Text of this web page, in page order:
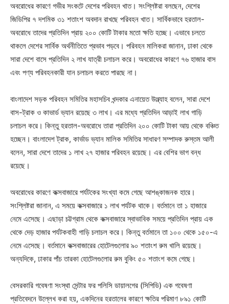
অবরোধের কারণে গভীর সংকটে দেশের পরিবহন খাত। সংশ্লিষ্টরা বলছেন, দেশের
জিডিপির ৭ দশমিক ৩১ শতাংশ অবদান রাখছে পরিবহন খাত। সার্বিকভাবে হরতাল-
অবরোধে তাদের প্রতিদিন প্রায় ২০০ কোটি টাকার মতো ক্ষতি হচ্ছে। এভাবে চলতে
থাকলে দেশের সার্বিক অর্থনীতিতে প্রভাব পড়বে। পরিবহন মালিকরা জানান, ঢাকা থেকে
সারা দেশে বাসে প্রতিদিন ২ লাখ যাত্রী চলাচল করে। অবরোধের কারণে ৭৬ হাজার বাস
এবং পণ্য পরিবহনকারী যান চলাচল করতে পারছে না।
বাংলাদেশ সড়ক পরিবহন সমিতির মহাসচিব খন্দকার এনায়েত উল্ল্যাহ বলেন, সারা দেশে
বাস-ট্রাক ও কাভার্ড ভ্যান রয়েছে ৩ লাখ। এর মধ্যে প্রতিদিন আড়াই লাখ গাড়ি
চলাচল করে। কিন্তু হরতাল-অবরোধে তারা প্রতিদিন ২০০ কোটি টাকা আয় থেকে বঞ্চিত
হচ্ছেন। বাংলাদেশ ট্রাক, কার্ভাড ভ্যান মালিক সমিতির সাধারণ সম্পাদক রুস্তম আলী
বলেন, সারা দেশে তাদের ১ লাখ ২৭ হাজার পরিবহন রয়েছে। এর বেশির ভাগ বন্ধ
রয়েছে।
অবরোধের কারণে কক্সবাজারে পর্যটকের সংখ্যা কমে গেছে আশঙ্কাজনক হারে।
সংশ্লিষ্টরা জানান, এ সময়ে কক্সবাজারে ১ লাখ পর্যটক থাকে। বর্তমানে তা ১ হাজারে
নেমে এসেছে। এছাড়া চট্টগ্রাম থেকে কক্সবাজারে স্বাভাবিক সময়ে প্রতিদিন প্রায় এক
থেকে দেড় হাজার পর্যটকবাহী গাড়ি চলাচল করে। কিন্তু বর্তমানে তা ১০০ থেকে ১৫০-এ
নেমে এসেছে। বর্তমানে কক্সবাজারের হোটেলগুলোর ৯০ শতাংশ রুম খালি রয়েছে।
অন্যদিকে, ঢাকার পাঁচ তারকা হোটেলগুলোর রুম বুকিং ৫০ শতাংশ কমে গেছে।
বেসরকারি গবেষণা সংস্থা সেন্টার ফর পলিসি ডায়ালগের (সিপিডি) এক গবেষণা
প্রতিবেদনে উল্লেখ করা হয়, একদিনের হরতালের কারণে ক্ষতির পরিমাণ ৮৯১ কোটি